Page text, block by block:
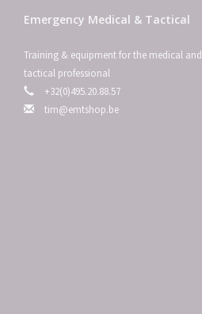
Emergency Medical & Tactical
Training & equipment for the medical and
tactical professional
+32(0)495.20.88.57
tim@emtshop.be